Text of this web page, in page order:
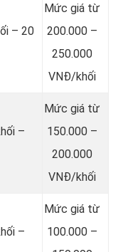
– 20
Mức giá từ
200.000 –
250.000
VNĐ/khối
–
Mức giá từ
150.000 –
200.000
VNĐ/khối
–
Mức giá từ
100.000 –